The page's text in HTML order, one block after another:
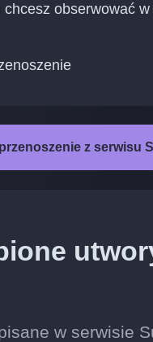
obserwować
z serwisu
w serwisie